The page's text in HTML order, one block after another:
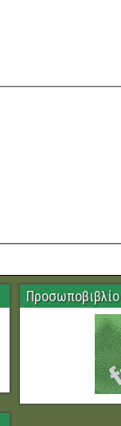
Προσωποβιβλίο